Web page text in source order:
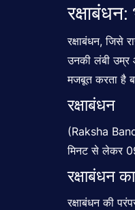
रक्षाबंधन, जिसे
उनकी लंबी उम्र
मजबूत करता है
रक्षाबंधन
(Raksha
मिनट से लेकर
रक्षाबंधन
रक्षाबंधन की